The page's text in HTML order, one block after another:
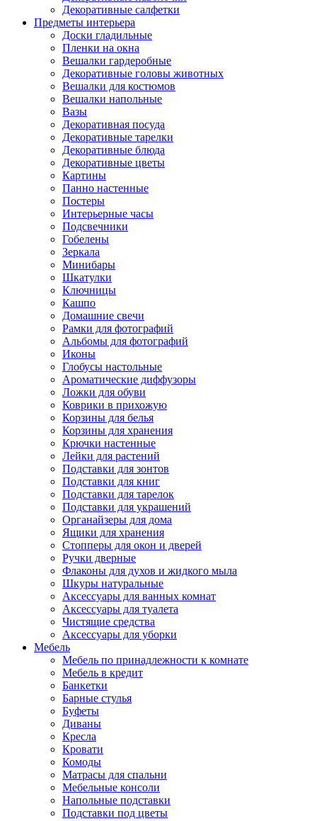
Декоративные салфетки
Предметы интерьера
Доски гладильные
Пленки на окна
Вешалки гардеробные
Декоративные головы животных
Вешалки для костюмов
Вешалки напольные
Вазы
Декоративная посуда
Декоративные тарелки
Декоративные блюда
Декоративные цветы
Картины
Панно настенные
Постеры
Интерьерные часы
Подсвечники
Гобелены
Зеркала
Минибары
Шкатулки
Ключницы
Кашпо
Домашние свечи
Рамки для фотографий
Альбомы для фотографий
Иконы
Глобусы настольные
Ароматические диффузоры
Ложки для обуви
Коврики в прихожую
Корзины для белья
Корзины для хранения
Крючки настенные
Лейки для растений
Подставки для зонтов
Подставки для книг
Подставки для тарелок
Подставки для украшений
Органайзеры для дома
Ящики для хранения
Стопперы для окон и дверей
Ручки дверные
Флаконы для духов и жидкого мыла
Шкуры натуральные
Аксессуары для ванных комнат
Аксессуары для туалета
Чистящие средства
Аксессуары для уборки
Мебель
Мебель по принадлежности к комнате
Мебель в кредит
Банкетки
Барные стулья
Буфеты
Диваны
Кресла
Кровати
Комоды
Матрасы для спальни
Мебельные консоли
Напольные подставки
Подставки под цветы